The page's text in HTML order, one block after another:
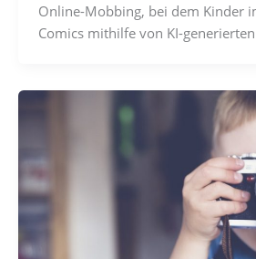
Online-Mobbing, bei dem Kinder
Comics mithilfe von KI-